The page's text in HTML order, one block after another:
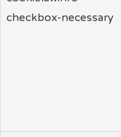
checkbox-necessary